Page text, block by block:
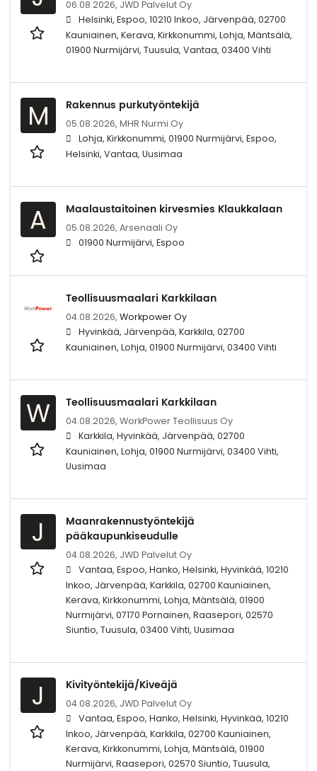
06.08.2026, JWD Palvelut Oy
Helsinki, Espoo, 10210 Inkoo, Järvenpää, 02700
Kauniainen, Kerava, Kirkkonummi, Lohja, Mäntsälä,
01900 Nurmijärvi, Tuusula, Vantaa, 03400 Vihti
M Rakennus purkutyöntekijä
05.08.2026, MHR Nurmi Oy
Lohja, Kirkkonummi, 01900 Nurmijärvi, Espoo,
Helsinki, Vantaa, Uusimaa
A Maalaustaitoinen kirvesmies Klaukkalaan
05.08.2026, Arsenaali Oy
01900 Nurmijärvi, Espoo
Teollisuusmaalari Karkkilaan
04.08.2026, Workpower Oy
Hyvinkää, Järvenpää, Karkkila, 02700
Kauniainen, Lohja, 01900 Nurmijärvi, 03400 Vihti
W Teollisuusmaalari Karkkilaan
04.08.2026, WorkPower Teollisuus Oy
Karkkila, Hyvinkää, Järvenpää, 02700
Kauniainen, Lohja, 01900 Nurmijärvi, 03400 Vihti,
Uusimaa
J
Maanrakennustyöntekijä
pääkaupunkiseudulle
04.08.2026, JWD Palvelut Oy
Vantaa, Espoo, Hanko, Helsinki, Hyvinkää, 10210
Inkoo, Järvenpää, Karkkila, 02700 Kauniainen,
Kerava, Kirkkonummi, Lohja, Mäntsälä, 01900
Nurmijärvi, 07170 Pornainen, Raasepori, 02570
Siuntio, Tuusula, 03400 Vihti, Uusimaa
J Kivityöntekijä/Kiveäjä
04.08.2026, JWD Palvelut Oy
Vantaa, Espoo, Hanko, Helsinki, Hyvinkää, 10210
Inkoo, Järvenpää, Karkkila, 02700 Kauniainen,
Kerava, Kirkkonummi, Lohja, Mäntsälä, 01900
Nurmijärvi, Raasepori, 02570 Siuntio, Tuusula,